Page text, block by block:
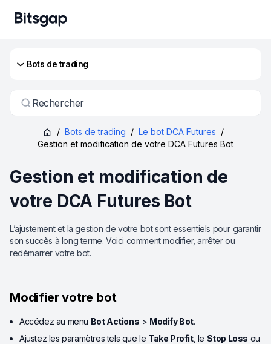
Bots de trading
Rechercher
/ Bots de trading / Le bot DCA Futures /
Gestion et modification de votre DCA Futures Bot
Gestion et modification de
votre DCA Futures Bot
L’ajustement et la gestion de votre bot sont essentiels pour garantir
son succès à long terme. Voici comment modifier, arrêter ou
redémarrer votre bot.
Modifier votre bot
Accédez au menu Bot Actions > Modify Bot.
Ajustez les paramètres tels que le Take Profit, le Stop Loss ou